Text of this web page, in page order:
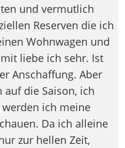
und vermutlich
Reserven die ich
Wohnwagen und
liebe ich sehr. Ist
Anschaffung. Aber
die Saison, ich
ich meine
Da ich alleine
zur hellen Zeit,